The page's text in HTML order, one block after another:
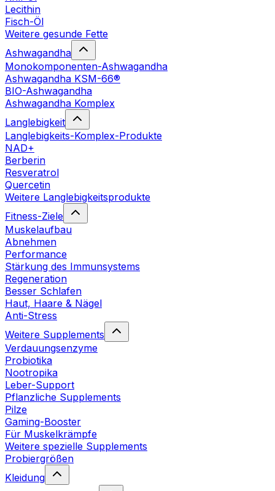
Lecithin
Fisch-Öl
Weitere gesunde Fette
Ashwagandha
Monokomponenten-Ashwagandha
Ashwagandha KSM-66®
BIO-Ashwagandha
Ashwagandha Komplex
Langlebigkeit
Langlebigkeits-Komplex-Produkte
NAD+
Berberin
Resveratrol
Quercetin
Weitere Langlebigkeitsprodukte
Fitness-Ziele
Muskelaufbau
Abnehmen
Performance
Stärkung des Immunsystems
Regeneration
Besser Schlafen
Haut, Haare & Nägel
Anti-Stress
Weitere Supplements
Verdauungsenzyme
Probiotika
Nootropika
Leber-Support
Pflanzliche Supplements
Pilze
Gaming-Booster
Für Muskelkrämpfe
Weitere spezielle Supplements
Probiergrößen
Kleidung